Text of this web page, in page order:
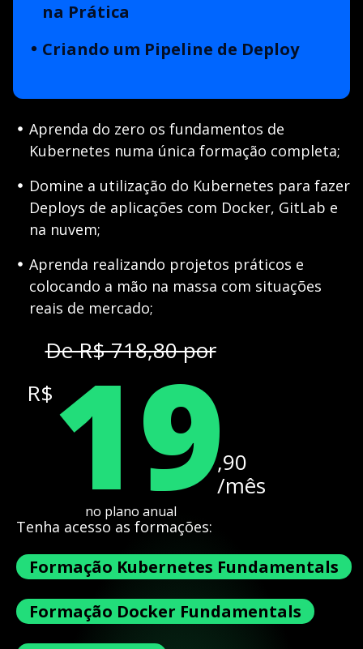
na Prática
Criando um Pipeline de Deploy
Aprenda do zero os fundamentos de
Kubernetes numa única formação completa;
Domine a utilização do Kubernetes para fazer
Deploys de aplicações com Docker, GitLab e
na nuvem;
Aprenda realizando projetos práticos e
colocando a mão na massa com situações
reais de mercado;
De R$ 718,80 por
R$ 19,90
/mês
no plano anual
Tenha acesso as formações:
Formação Kubernetes Fundamentals
Formação Docker Fundamentals